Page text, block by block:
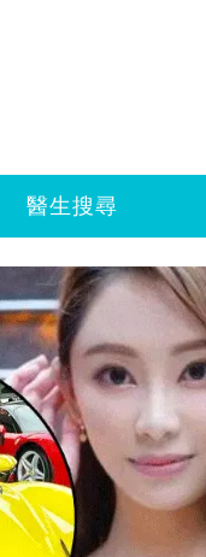
醫生搜尋